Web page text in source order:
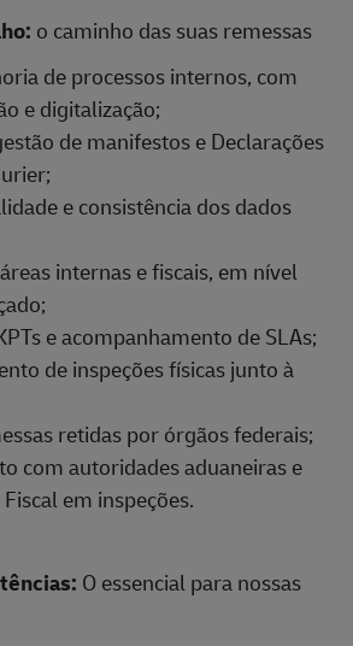
o caminho das suas remessas
de processos internos, com
e digitalização;
de manifestos e Declarações
e consistência dos dados
internas e fiscais, em nível
e acompanhamento de SLAs;
de inspeções físicas junto à
retidas por órgãos federais;
com autoridades aduaneiras e
em inspeções.
O essencial para nossas